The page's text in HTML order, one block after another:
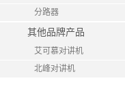
分路器
其他品牌产品
艾可慕对讲机
北峰对讲机